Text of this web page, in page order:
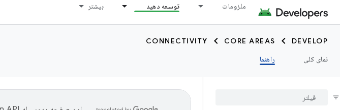
ملزومات توسعه دهید بیشتر
DEVELOP
CORE AREAS
CONNECTIVITY
نمای کلی
راهنما